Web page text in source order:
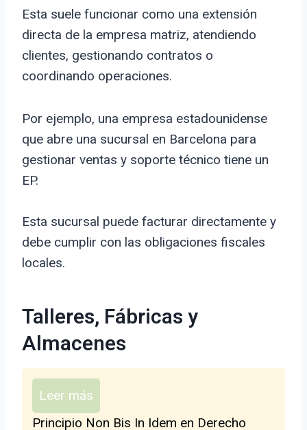
Esta suele funcionar como una extensión
directa de la empresa matriz, atendiendo
clientes, gestionando contratos o
coordinando operaciones.
Por ejemplo, una empresa estadounidense
que abre una sucursal en Barcelona para
gestionar ventas y soporte técnico tiene un
EP.
Esta sucursal puede facturar directamente y
debe cumplir con las obligaciones fiscales
locales.
Talleres, Fábricas y
Almacenes
Leer más
Principio Non Bis In Idem en Derecho